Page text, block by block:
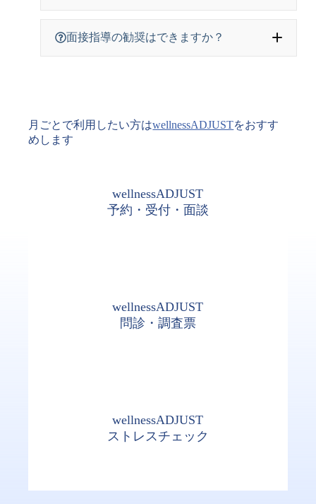
面接指導の勧奨はできますか？
月ごとで利用したい方はwellnessADJUSTをおすす
めします
wellnessADJUST
予約・受付・面談
wellnessADJUST
問診・調査票
wellnessADJUST
ストレスチェック